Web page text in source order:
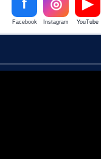
f
Facebook
◎
Instagram
▶
YouTube